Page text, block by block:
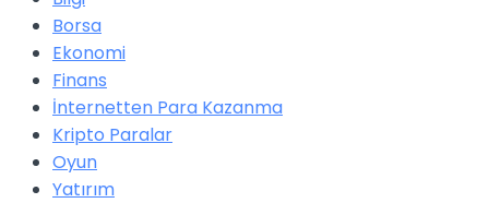
Borsa
Ekonomi
Finans
İnternetten Para Kazanma
Kripto Paralar
Oyun
Yatırım